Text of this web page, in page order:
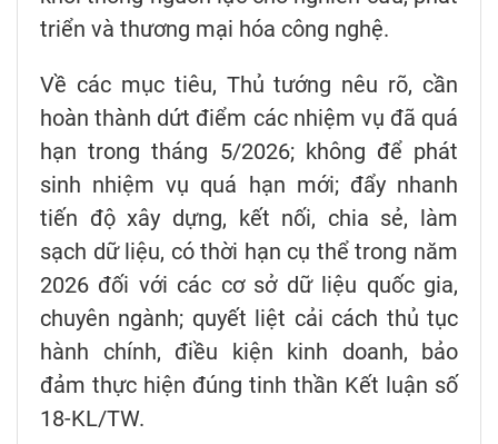
triển và thương mại hóa công nghệ.
Về các mục tiêu, Thủ tướng nêu rõ, cần
hoàn thành dứt điểm các nhiệm vụ đã quá
hạn trong tháng 5/2026; không để phát
sinh nhiệm vụ quá hạn mới; đẩy nhanh
tiến độ xây dựng, kết nối, chia sẻ, làm
sạch dữ liệu, có thời hạn cụ thể trong năm
2026 đối với các cơ sở dữ liệu quốc gia,
chuyên ngành; quyết liệt cải cách thủ tục
hành chính, điều kiện kinh doanh, bảo
đảm thực hiện đúng tinh thần Kết luận số
18-KL/TW.